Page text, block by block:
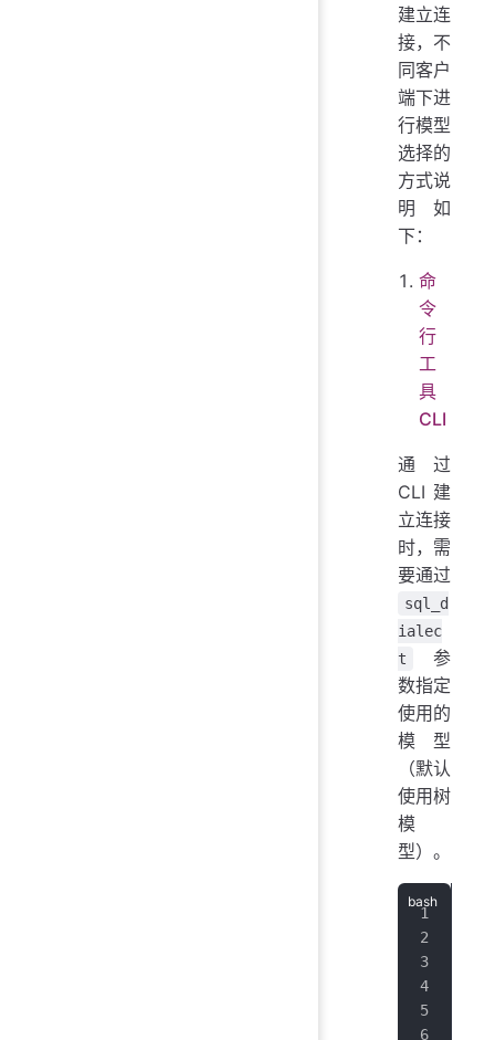
建立连
接，不
同客户
端下进
行模型
选择的
方式说
明如
下：
命
令
行
工
具
CLI
通过
CLI 建
立连接
时，需
要通过
sql_d
ialec
t
参
数指定
使用的
模型
（默认
使用树
模
型）。